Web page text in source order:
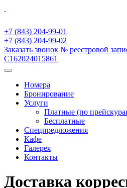
+7 (843) 204-99-01
+7 (843) 204-99-02
Заказать звонок № реестровой
С162024015861
Номера
Бронирование
Услуги
Платные (по
Бесплатные
Спецпредложения
Кафе
Галерея
Контакты
Доставка